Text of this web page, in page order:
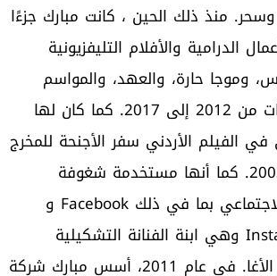
منذ ذلك الحين ، كانت مبارك جزءًا
الدرامية والأفلام التليفزيونية
وموجا حارة، والعهد، والمواسم
الثلاثة لحكايات بنات من 2012 إلى 2017. كما كان لها
الفيلم الأردني سفر الأجنحة للمخرج
ثائر موسى عام 2003. كما أنها مستخدمة شغوفة
لمواقع التواصل الاجتماعي بما في ذلك Facebook و
Twitter و Instagram وهي ابنة الفنانة التشكيلية
الفلسطينية حنان الأغا. في عام 2011، أسس مبارك شركة